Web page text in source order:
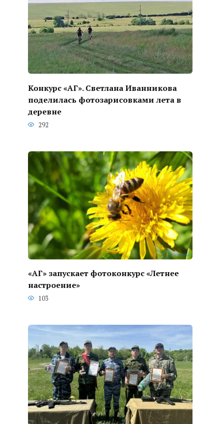
Конкурс «АГ». Светлана Иванникова
поделилась фотозарисовками лета в
деревне
292
«АГ» запускает фотоконкурс «Летнее
настроение»
103